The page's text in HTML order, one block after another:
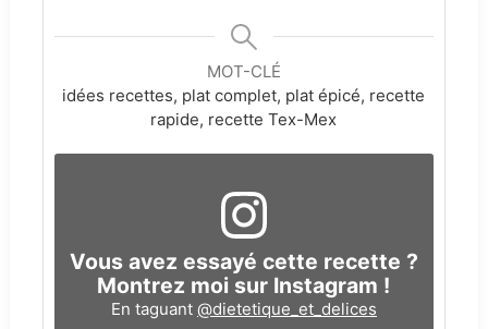
MOT-CLÉ
idées recettes, plat complet, plat épicé, recette
rapide, recette Tex-Mex
Vous avez essayé cette recette ?
Montrez moi sur Instagram !
En taguant @dietetique_et_delices